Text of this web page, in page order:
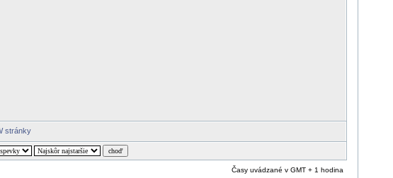
Časy uvádzané v GMT + 1 hodina